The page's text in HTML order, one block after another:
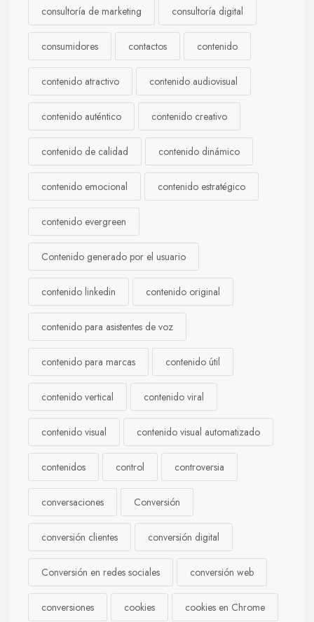
consultoría de marketing consultoría digital
consumidores contactos contenido
contenido atractivo contenido audiovisual
contenido auténtico contenido creativo
contenido de calidad contenido dinámico
contenido emocional contenido estratégico
contenido evergreen
Contenido generado por el usuario
contenido linkedin contenido original
contenido para asistentes de voz
contenido para marcas contenido útil
contenido vertical contenido viral
contenido visual contenido visual automatizado
contenidos control controversia
conversaciones Conversión
conversión clientes conversión digital
Conversión en redes sociales conversión web
conversiones cookies cookies en Chrome